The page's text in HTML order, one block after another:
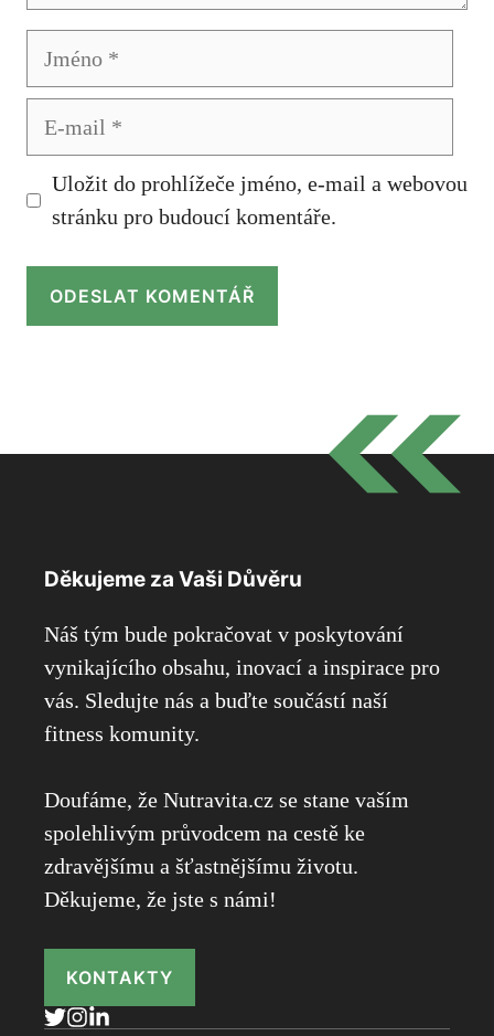
Jméno
Uložit do prohlížeče jméno, e-mail a webovou
stránku pro budoucí komentáře.
Děkujeme za Vaši Důvěru
Náš tým bude pokračovat v poskytování
vynikajícího obsahu, inovací a inspirace pro
vás. Sledujte nás a buďte součástí naší
fitness komunity.
Doufáme, že Nutravita.cz se stane vaším
spolehlivým průvodcem na cestě ke
zdravějšímu a šťastnějšímu životu.
Děkujeme, že jste s námi!
KONTAKTY